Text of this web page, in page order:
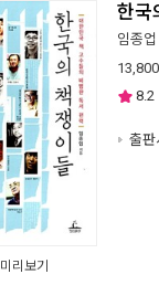
미리보기
한국
임종업
13,800
8.2
출판